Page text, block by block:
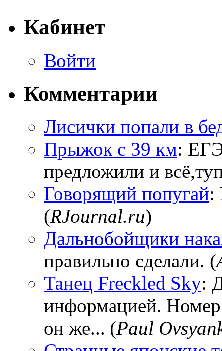
Кабинет
Войти
Комментарии
Лисички попали в
Прыжок с 39 км:
предложили и
Говорящий попугай:
(RJournal.ru)
Дальнобойщики
правильно сделали. (
Танец Freckled Sky:
информацией.
он же... (Paul